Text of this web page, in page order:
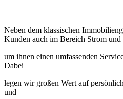
Neben dem klassischen
Kunden auch im Bereich Strom und
um ihnen einen umfassenden
Dabei
legen wir großen Wert auf
und